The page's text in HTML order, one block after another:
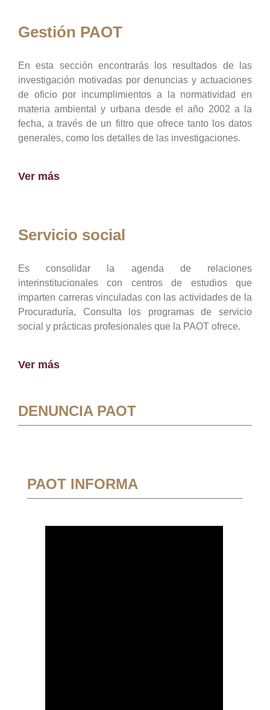
Gestión PAOT
En esta sección encontrarás los resultados de las
investigación motivadas por denuncias y actuaciones
de oficio por incumplimientos a la normatividad en
materia ambiental y urbana desde el año 2002 a la
fecha, a través de un filtro que ofrece tanto los datos
generales, como los detalles de las investigaciones.
Ver más
Servicio social
Es consolidar la agenda de relaciones
interinstitucionales con centros de estudios que
imparten carreras vinculadas con las actividades de la
Procuraduría, Consulta los programas de servicio
social y prácticas profesionales que la PAOT ofrece.
Ver más
DENUNCIA PAOT
PAOT INFORMA